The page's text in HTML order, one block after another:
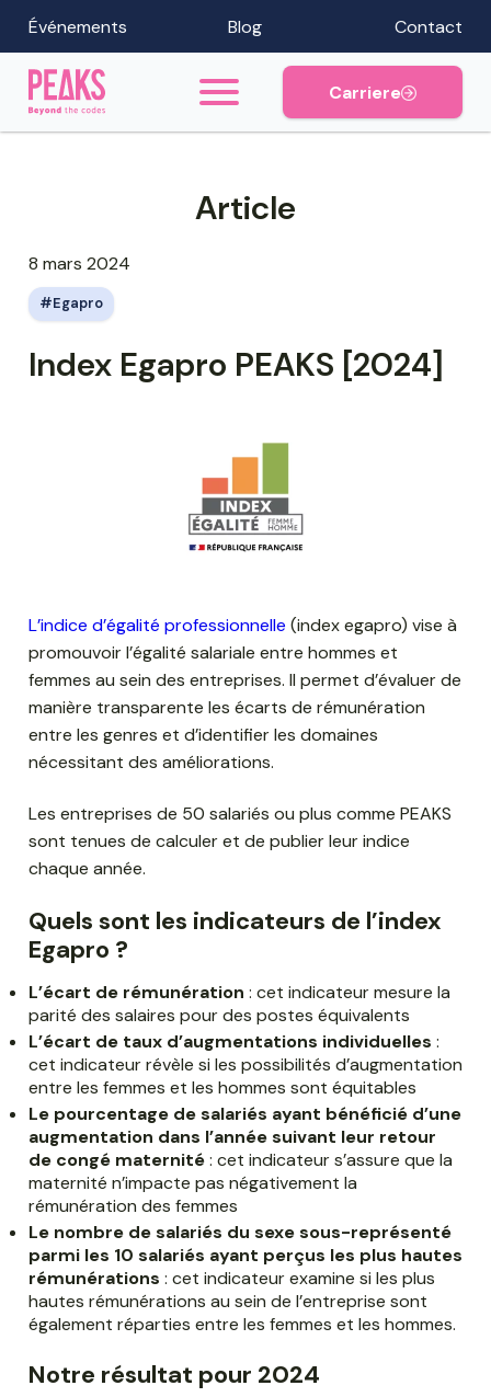
Événements Blog Contact
Carriere
Article
8 mars 2024
Egapro
Index Egapro PEAKS [2024]
L’indice d’égalité professionnelle (index egapro) vise à
promouvoir l’égalité salariale entre hommes et
femmes au sein des entreprises. Il permet d’évaluer de
manière transparente les écarts de rémunération
entre les genres et d’identifier les domaines
nécessitant des améliorations.
Les entreprises de 50 salariés ou plus comme PEAKS
sont tenues de calculer et de publier leur indice
chaque année.
Quels sont les indicateurs de l’index
Egapro ?
L’écart de rémunération : cet indicateur mesure la
parité des salaires pour des postes équivalents
L’écart de taux d’augmentations individuelles :
cet indicateur révèle si les possibilités d’augmentation
entre les femmes et les hommes sont équitables
Le pourcentage de salariés ayant bénéficié d’une
augmentation dans l’année suivant leur retour
de congé maternité: cet indicateur s’assure que la
maternité n’impacte pas négativement la
rémunération des femmes
Le nombre de salariés du sexe sous-représenté
parmi les 10 salariés ayant perçus les plus hautes
rémunérations : cet indicateur examine si les plus
hautes rémunérations au sein de l’entreprise sont
également réparties entre les femmes et les hommes.
Notre résultat pour 2024